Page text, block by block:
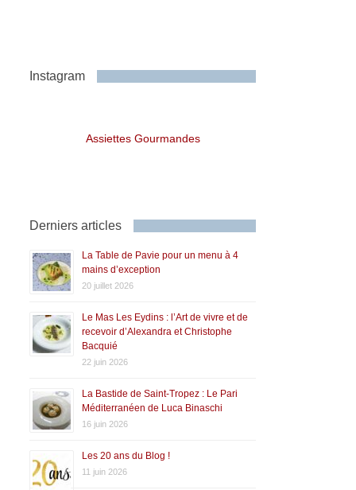
Instagram
Assiettes Gourmandes
Derniers articles
La Table de Pavie pour un menu à 4
mains d’exception
20 juillet 2026
Le Mas Les Eydins : l’Art de vivre et de
recevoir d’Alexandra et Christophe
Bacquié
22 juin 2026
La Bastide de Saint-Tropez : Le Pari
Méditerranéen de Luca Binaschi
16 juin 2026
Les 20 ans du Blog !
11 juin 2026